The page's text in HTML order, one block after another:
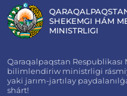
SHEKEMGI HÁM
MINISTRLIGI
Qaraqalpaqstan
bilimlendiriw ministrligi
yaki jarım-jartılay
shárt!